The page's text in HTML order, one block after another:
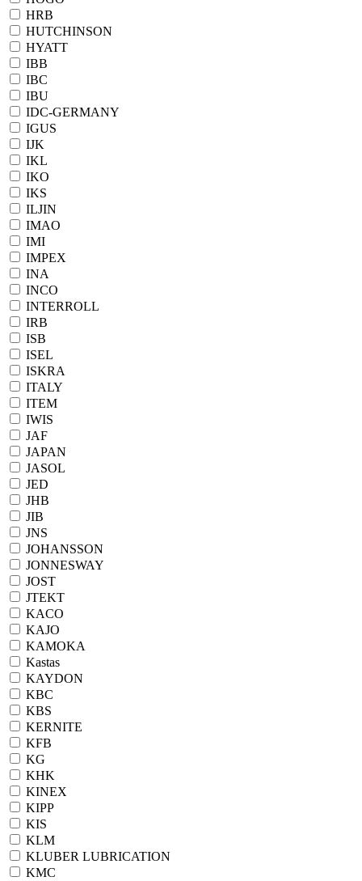
HRB
HUTCHINSON
HYATT
IBB
IBC
IBU
IDC-GERMANY
IGUS
IJK
IKL
IKO
IKS
ILJIN
IMAO
IMI
IMPEX
INA
INCO
INTERROLL
IRB
ISB
ISEL
ISKRA
ITALY
ITEM
IWIS
JAF
JAPAN
JASOL
JED
JHB
JIB
JNS
JOHANSSON
JONNESWAY
JOST
JTEKT
KACO
KAJO
KAMOKA
Kastas
KAYDON
KBC
KBS
KERNITE
KFB
KG
KHK
KINEX
KIPP
KIS
KLM
KLUBER LUBRICATION
KMC